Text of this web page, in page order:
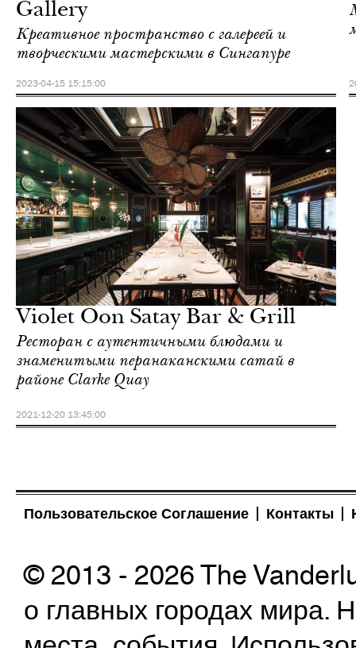
Gallery
Креативное пространство с галереей и
творческими мастерскими в Сингапуре
2023-04-15 15:15:00
Violet Oon Satay Bar & Grill
Ресторан с аутентичными блюдами и
знаменитыми перанаканскими сатай в
районе Clarke Quay
2021-12-20 13:45:00
Пользовательское Соглашение Контакты
© 2013 - 2026 The
о главных городах